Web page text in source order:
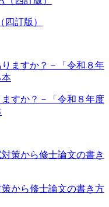
訂版）
すか？－「令和８年度
から修士論文の書き方